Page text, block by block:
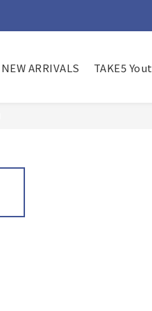
NEW ARRIVALS TAKE5